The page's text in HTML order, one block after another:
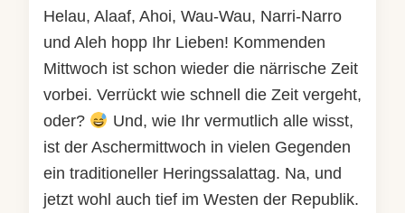
Helau, Alaaf, Ahoi, Wau-Wau, Narri-Narro
und Aleh hopp Ihr Lieben! Kommenden
Mittwoch ist schon wieder die närrische Zeit
vorbei. Verrückt wie schnell die Zeit vergeht,
oder?
Und, wie Ihr vermutlich alle wisst,
ist der Aschermittwoch in vielen Gegenden
ein traditioneller Heringssalattag. Na, und
jetzt wohl auch tief im Westen der Republik.